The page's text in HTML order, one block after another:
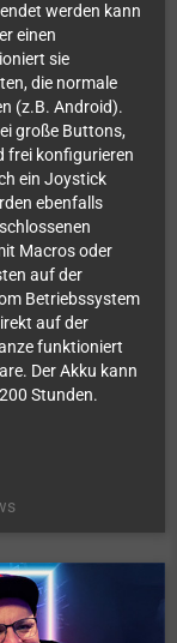
werden kann
einen
sie
die normale
(z.B. Android).
große Buttons,
frei konfigurieren
ein Joystick
ebenfalls
Macros oder
auf der
Betriebssystem
auf der
funktioniert
Der Akku kann
Stunden.